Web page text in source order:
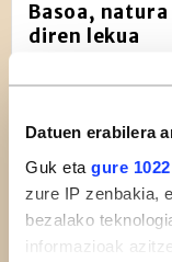
Datuen erabilera
Guk eta gure
zure IP zenbakia,
bezalako
informazioak
Basoa,
diren lekua
Biologia-
Ipar Euskal
Albisteak